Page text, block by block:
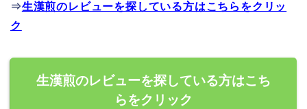
⇒生漢煎のレビューを探している方はこちらをクリッ
ク
生漢煎のレビューを探している方はこち
らをクリック